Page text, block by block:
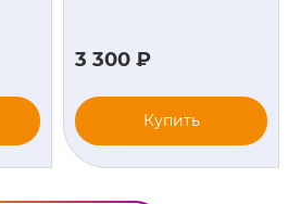
3 300 ₽
Купить